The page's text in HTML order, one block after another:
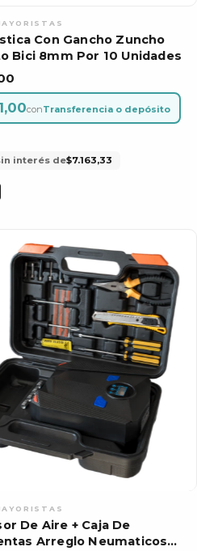
Con Gancho Zuncho
Bici 8mm Por 10 Unidades
conTransferencia o depósito
interés de$7.163,33
De Aire + Caja De
Arreglo Neumaticos